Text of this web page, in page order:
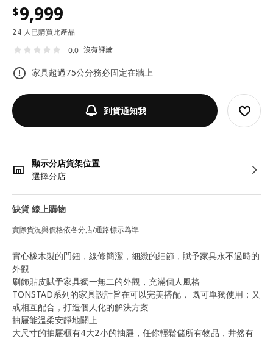
$9,999
24 人已購買此產品
0.0 沒有評論
家具超過75公分務必固定在牆上
到貨通知我
顯示分店貨架位置
選擇分店
缺貨 線上購物
實際貨況與價格依各分店/通路標示為準
實心橡木製的門鈕，線條簡潔，細緻的細節，賦予家具永不過時的
外觀
刷飾貼皮賦予家具獨一無二的外觀，充滿個人風格
TONSTAD系列的家具設計旨在可以完美搭配， 既可單獨使用；又
或相互配合，打造個人化的解決方案
抽屜能溫柔安靜地關上
大尺寸的抽屜櫃有4大2小的抽屜，任你輕鬆儲所有物品，井然有